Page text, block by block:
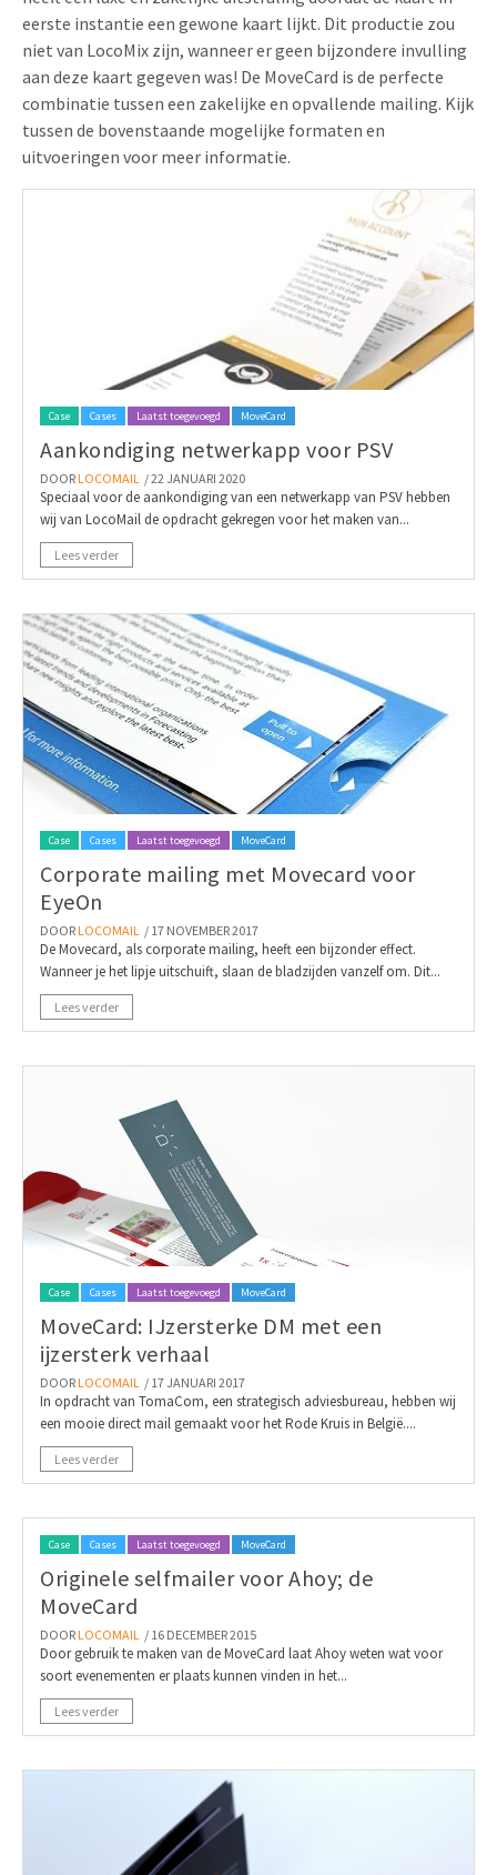
eerste instantie een gewone kaart lijkt. Dit productie zou
niet van LocoMix zijn, wanneer er geen bijzondere invulling
aan deze kaart gegeven was! De MoveCard is de perfecte
combinatie tussen een zakelijke en opvallende mailing. Kijk
tussen de bovenstaande mogelijke formaten en
uitvoeringen voor meer informatie.
Case Cases Laatst toegevoegd MoveCard
Aankondiging netwerkapp voor PSV
DOOR LOCOMAIL / 22 JANUARI 2020
Speciaal voor de aankondiging van een netwerkapp van PSV hebben
wij van LocoMail de opdracht gekregen voor het maken van...
Lees verder
Case Cases Laatst toegevoegd MoveCard
Corporate mailing met Movecard voor
EyeOn
DOOR LOCOMAIL / 17 NOVEMBER 2017
De Movecard, als corporate mailing, heeft een bijzonder effect.
Wanneer je het lipje uitschuift, slaan de bladzijden vanzelf om. Dit...
Lees verder
Case Cases Laatst toegevoegd MoveCard
MoveCard: IJzersterke DM met een
ijzersterk verhaal
DOOR LOCOMAIL / 17 JANUARI 2017
In opdracht van TomaCom, een strategisch adviesbureau, hebben wij
een mooie direct mail gemaakt voor het Rode Kruis in België....
Lees verder
Case Cases Laatst toegevoegd MoveCard
Originele selfmailer voor Ahoy; de
MoveCard
DOOR LOCOMAIL / 16 DECEMBER 2015
Door gebruik te maken van de MoveCard laat Ahoy weten wat voor
soort evenementen er plaats kunnen vinden in het...
Lees verder